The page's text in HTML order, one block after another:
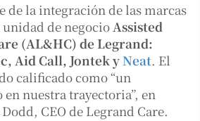
de la integración de las marcas
de negocioAssisted
(AL&HC) de Legrand:
Aid Call, Jontek yNeat. El
calificado como “un
nuestra trayectoria”, en
CEO de Legrand Care.